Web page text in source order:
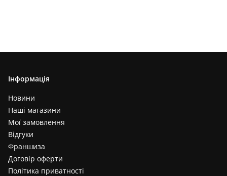
Інформація
Новини
Наші магазини
Мої замовлення
Відгуки
Франшиза
Договір оферти
Політика приватності